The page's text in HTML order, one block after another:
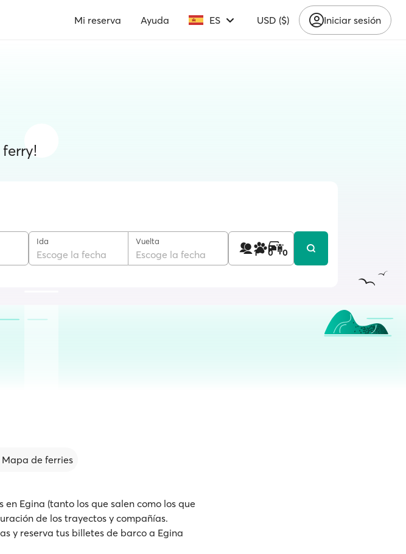
Mi reserva Ayuda ES USD ($) Iniciar sesión
Ida
Escoge la fecha
Vuelta
Escoge la fecha 1 0 0
Mapa de ferries
Egina (tanto los que salen como los que
de los trayectos y compañías.
y reserva tus billetes de barco a Egina